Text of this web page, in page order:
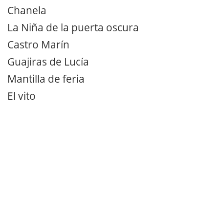
Chanela
La Niña de la puerta oscura
Castro Marín
Guajiras de Lucía
Mantilla de feria
El vito